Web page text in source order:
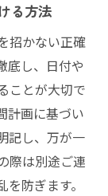
る方法
招かない正確
底し、日付や
ことが大切で
計画に基づい
記し、万が一
際は別途ご連
防ぎます。